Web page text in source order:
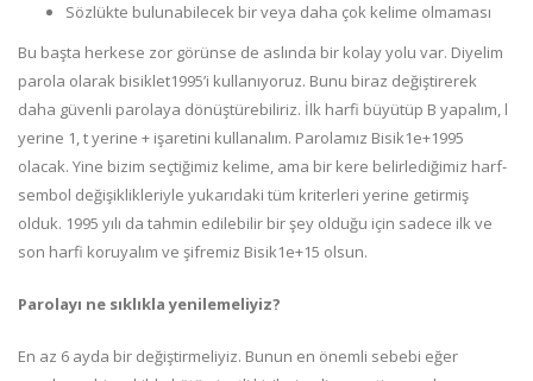
Sözlükte bulunabilecek bir veya daha çok kelime olmaması
Bu başta herkese zor görünse de aslında bir kolay yolu var. Diyelim
parola olarak bisiklet1995’i kullanıyoruz. Bunu biraz değiştirerek
daha güvenli parolaya dönüştürebiliriz. İlk harfi büyütüp B yapalım, l
yerine 1, t yerine + işaretini kullanalım. Parolamız Bisik1e+1995
olacak. Yine bizim seçtiğimiz kelime, ama bir kere belirlediğimiz harf-
sembol değişiklikleriyle yukarıdaki tüm kriterleri yerine getirmiş
olduk. 1995 yılı da tahmin edilebilir bir şey olduğu için sadece ilk ve
son harfi koruyalım ve şifremiz Bisik1e+15 olsun.
Parolayı ne sıklıkla yenilemeliyiz?
En az 6 ayda bir değiştirmeliyiz. Bunun en önemli sebebi eğer